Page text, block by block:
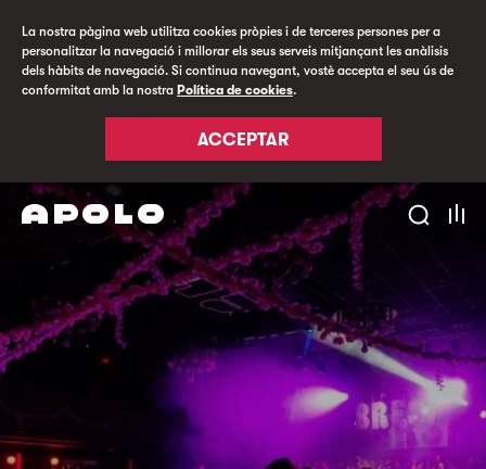
La nostra pàgina web utilitza cookies pròpies i de terceres persones per a
personalitzar la navegació i millorar els seus serveis mitjançant les anàlisis
dels hàbits de navegació. Si continua navegant, vostè accepta el seu ús de
conformitat amb la nostra Política de cookies.
ACCEPTAR